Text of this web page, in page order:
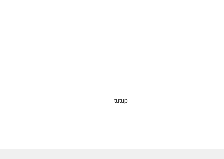
tutup